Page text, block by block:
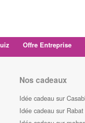
Offre Entreprise
Nos cadeaux
Idée cadeau sur
Idée cadeau sur Rabat